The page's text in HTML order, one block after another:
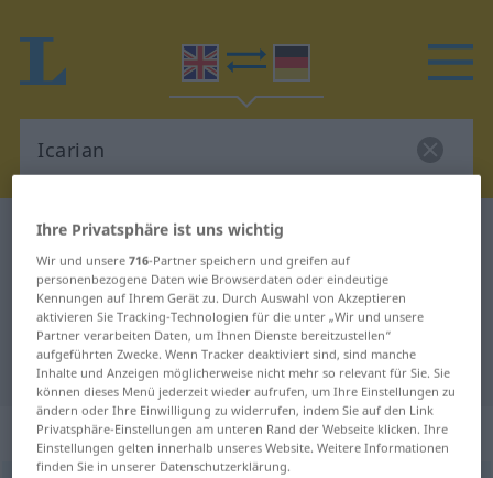
Englisch-Deutsch Wörterbuch
Englisch-Deutsch Übersetzung für
"Icarian"
"Icarian" Deutsch Übersetzung
„Icarian“: adjective
Ihre Privatsphäre ist uns wichtig
Wir und unsere716-Partner speichern und greifen auf
personenbezogene Daten wie Browserdaten oder eindeutige
Kennungen auf Ihrem Gerät zu. Durch Auswahl von Akzeptieren
aktivieren Sie Tracking-Technologien für die unter „Wir und unsere
Partner verarbeiten Daten, um Ihnen Dienste bereitzustellen“
aufgeführten Zwecke. Wenn Tracker deaktiviert sind, sind manche
Inhalte und Anzeigen möglicherweise nicht mehr so relevant für Sie. Sie
können dieses Menü jederzeit wieder aufrufen, um Ihre Einstellungen zu
ändern oder Ihre Einwilligung zu widerrufen, indem Sie auf den Link
Privatsphäre-Einstellungen am unteren Rand der Webseite klicken. Ihre
Einstellungen gelten innerhalb unseres Website. Weitere Informationen
finden Sie in unserer Datenschutzerklärung.